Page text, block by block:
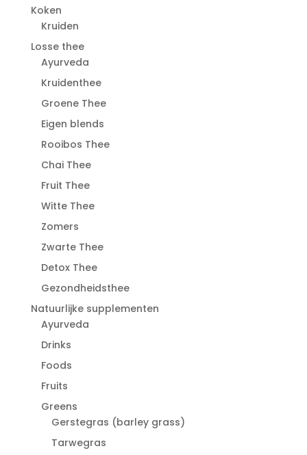
Koken
Kruiden
Losse thee
Ayurveda
Kruidenthee
Groene Thee
Eigen blends
Rooibos Thee
Chai Thee
Fruit Thee
Witte Thee
Zomers
Zwarte Thee
Detox Thee
Gezondheidsthee
Natuurlijke supplementen
Ayurveda
Drinks
Foods
Fruits
Greens
Gerstegras (barley grass)
Tarwegras